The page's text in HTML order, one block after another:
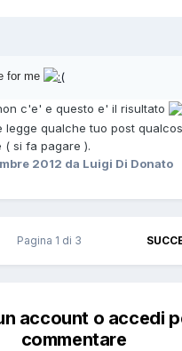
for me
c'e' e questo e' il risultato
legge qualche tuo post
( si fa pagare ).
2012 da Luigi Di Donato
Pagina 1 di 3
account o accedi
commentare